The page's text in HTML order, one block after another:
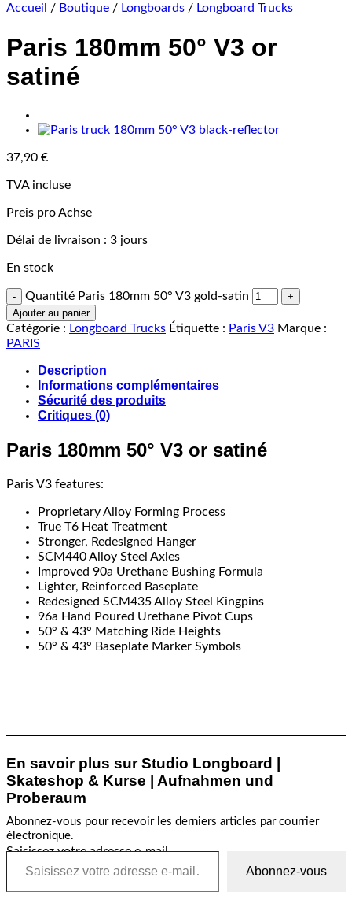
Accueil / Boutique / Longboards / Longboard Trucks
Paris 180mm 50° V3 or
satiné
37,90 €
TVA incluse
Preis pro Achse
Délai de livraison : 3 jours
En stock
Quantité Paris 180mm 50° V3 gold-satin
Ajouter au panier
Catégorie : Longboard Trucks Étiquette : Paris V3 Marque :
PARIS
Description
Informations complémentaires
Sécurité des produits
Critiques (0)
Paris 180mm 50° V3 or satiné
Paris V3 features:
Proprietary Alloy Forming Process
True T6 Heat Treatment
Stronger, Redesigned Hanger
SCM440 Alloy Steel Axles
Improved 90a Urethane Bushing Formula
Lighter, Reinforced Baseplate
Redesigned SCM435 Alloy Steel Kingpins
96a Hand Poured Urethane Pivot Cups
50° & 43° Matching Ride Heights
50° & 43° Baseplate Marker Symbols
En savoir plus sur Studio Longboard |
Skateshop & Kurse | Aufnahmen und
Proberaum
Abonnez-vous pour recevoir les derniers articles par courrier
électronique.
Saisissez votre adresse e-mail…
Abonnez-vous